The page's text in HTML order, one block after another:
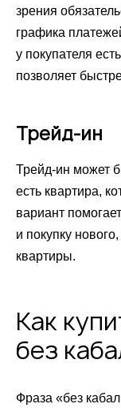
зрения
графика
у покупателя
позволяет
Трейд-ин
Трейд-ин может
есть квартира,
вариант
и покупку
квартиры.
Как
без
Фраза «без